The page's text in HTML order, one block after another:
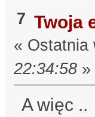
7 Twoja
« Ostatnia
22:34:58»
A więc ..